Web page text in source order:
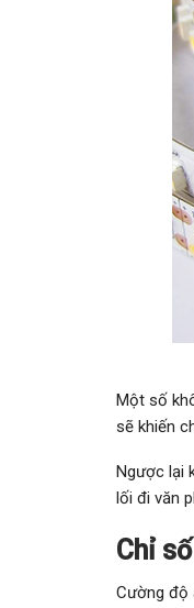
Một số
sẽ khiến
Ngược lại
lối đi văn
Chỉ
Cường độ